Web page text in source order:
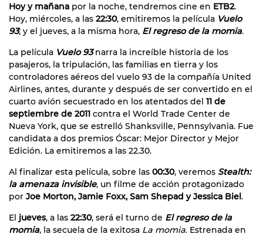
Hoy y mañana por la noche, tendremos cine en ETB2.
Hoy, miércoles, a las 22:30, emitiremos la película Vuelo
93; y el jueves, a la misma hora, El regreso de la momia.
La película Vuelo 93narra la increíble historia de los
pasajeros, la tripulación, las familias en tierra y los
controladores aéreos del vuelo 93 de la compañía United
Airlines, antes, durante y después de ser convertido en el
cuarto avión secuestrado en los atentados del 11 de
septiembre de 2011 contra el World Trade Center de
Nueva York, que se estrelló Shanksville, Pennsylvania. Fue
candidata a dos premios Óscar: Mejor Director y Mejor
Edición. La emitiremos a las 22.30.
Al finalizar esta película, sobre las 00:30, veremos Stealth:
la amenaza invisible, un filme de acción protagonizado
por Joe Morton, Jamie Foxx, Sam Shepad y Jessica Biel.
El jueves, a las 22:30, será el turno de El regreso de la
momia, la secuela de la exitosa La momia. Estrenada en